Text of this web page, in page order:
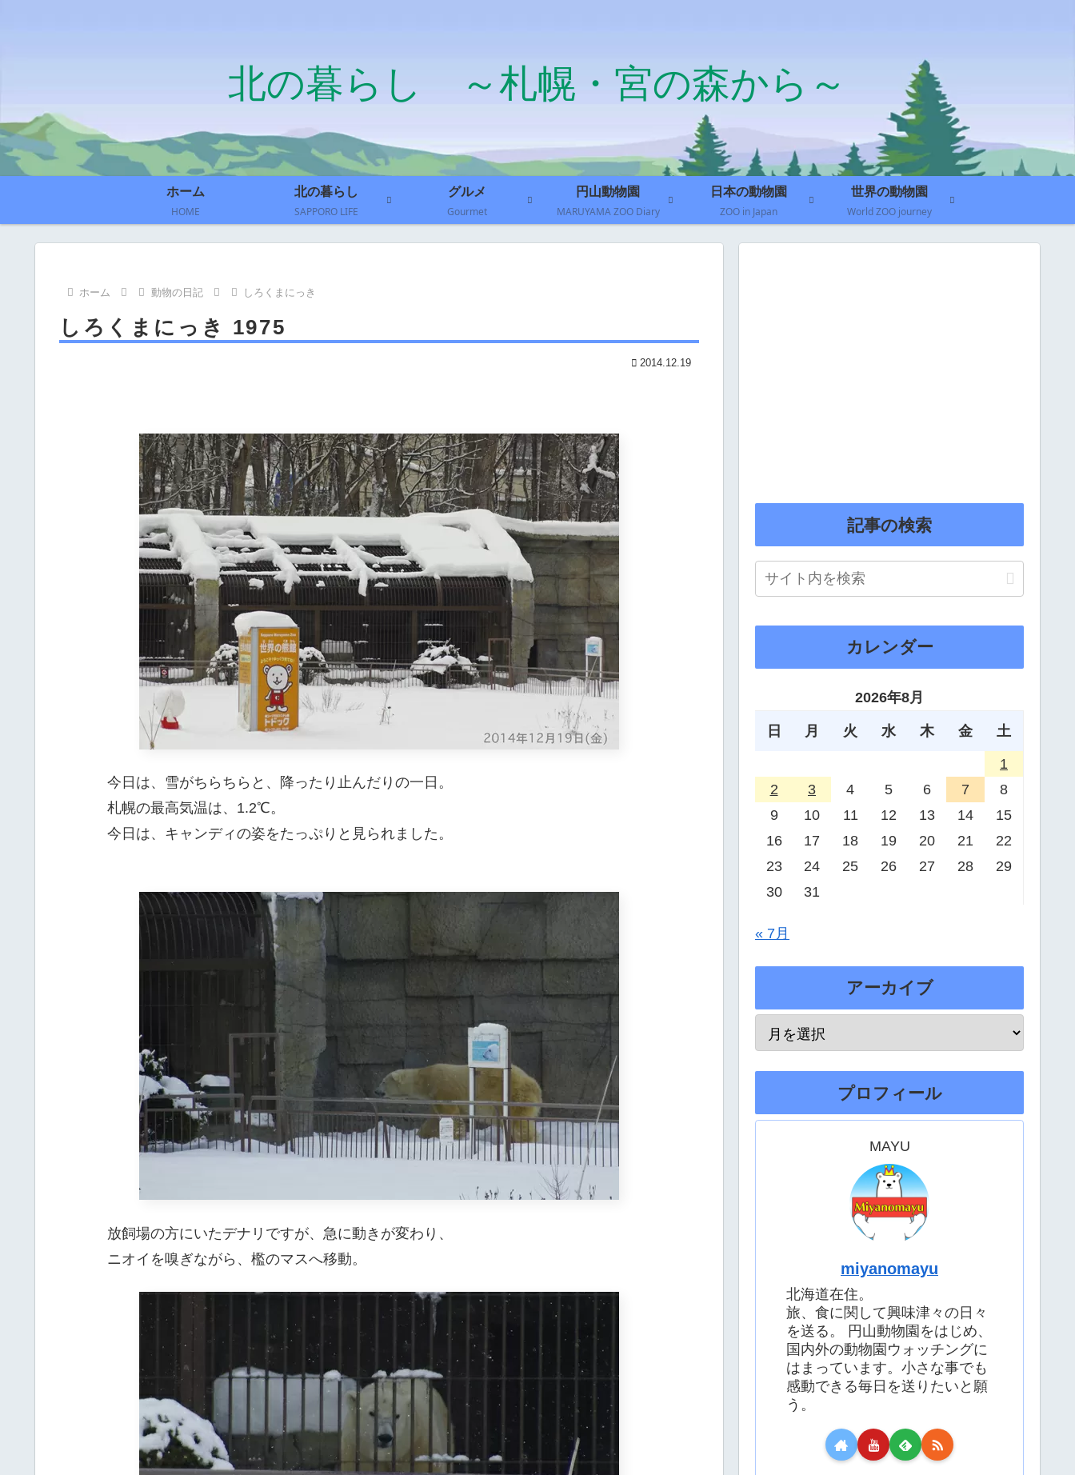
北の暮らし ～札幌・宮の森から～
ホーム
HOME
北の暮らし
SAPPORO LIFE
グルメ
Gourmet
円山動物園
MARUYAMA ZOO Diary
日本の動物園
ZOO in Japan
世界の動物園
World ZOO journey
ホーム 動物の日記 しろくまにっき
しろくまにっき 1975
2014.12.19
今日は、雪がちらちらと、降ったり止んだりの一日。
札幌の最高気温は、1.2℃。
今日は、キャンディの姿をたっぷりと見られました。
放飼場の方にいたデナリですが、急に動きが変わり、
ニオイを嗅ぎながら、檻のマスへ移動。
記事の検索
カレンダー
2026年8月
日 月 火 水 木 金 土
1
2
3 4 5 6 7
8
9
10 11 12 13 14
15
16
17 18 19 20 21
22
23
24 25 26 27 28
29
30
31
« 7月
アーカイブ
プロフィール
MAYU
miyanomayu
北海道在住。
旅、食に関して興味津々の日々
を送る。 円山動物園をはじめ、
国内外の動物園ウォッチングに
はまっています。小さな事でも
感動できる毎日を送りたいと願
う。